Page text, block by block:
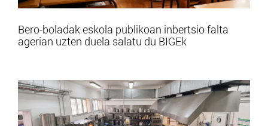
Bero-boladak eskola publikoan inbertsio falta
agerian uzten duela salatu du BIGEk